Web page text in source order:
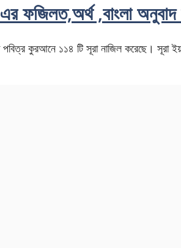
এর ফজিলত,অর্থ ,বাংলা
পবিত্র কুরআনে ১১৪ টি সূরা নাজিল করেছে। সূরা